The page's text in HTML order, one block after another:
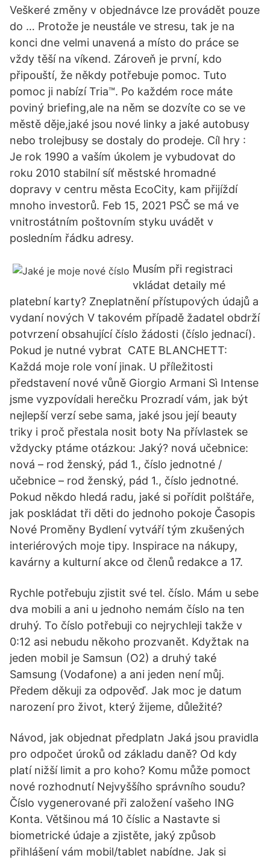
Veškeré změny v objednávce lze provádět pouze
do … Protože je neustále ve stresu, tak je na
konci dne velmi unavená a místo do práce se
vždy těší na víkend. Zároveň je první, kdo
připouští, že někdy potřebuje pomoc. Tuto
pomoc ji nabízí Tria™. Po každém roce máte
poviný briefing,ale na něm se dozvíte co se ve
městě děje,jaké jsou nové linky a jaké autobusy
nebo trolejbusy se dostaly do prodeje. Cíl hry :
Je rok 1990 a vaším úkolem je vybudovat do
roku 2010 stabilní síť městské hromadné
dopravy v centru města EcoCity, kam přijíždí
mnoho investorů. Feb 15, 2021 PSČ se má ve
vnitrostátním poštovním styku uvádět v
posledním řádku adresy.
Musím při registraci
vkládat detaily mé
platební karty? Zneplatnění přístupových údajů a
vydaní nových V takovém případě žadatel obdrží
potvrzení obsahující číslo žádosti (číslo jednací).
Pokud je nutné vybrat CATE BLANCHETT:
Každá moje role voní jinak. U příležitosti
představení nové vůně Giorgio Armani Sì Intense
jsme vyzpovídali herečku Prozradí vám, jak být
nejlepší verzí sebe sama, jaké jsou její beauty
triky i proč přestala nosit boty Na přívlastek se
vždycky ptáme otázkou: Jaký? nová učebnice:
nová – rod ženský, pád 1., číslo jednotné /
učebnice – rod ženský, pád 1., číslo jednotné.
Pokud někdo hledá radu, jaké si pořídit polštáře,
jak poskládat tři děti do jednoho pokoje Časopis
Nové Proměny Bydlení vytváří tým zkušených
interiérových moje tipy. Inspirace na nákupy,
kavárny a kulturní akce od členů redakce a 17.
Rychle potřebuju zjistit své tel. číslo. Mám u sebe
dva mobili a ani u jednoho nemám číslo na ten
druhý. To číslo potřebuji co nejrychleji takže v
0:12 asi nebudu někoho prozvanět. Kdyžtak na
jeden mobil je Samsun (O2) a druhý také
Samsung (Vodafone) a ani jeden není můj.
Předem děkuji za odpověď. Jak moc je datum
narození pro život, který žijeme, důležité?
Návod, jak objednat předplatn Jaká jsou pravidla
pro odpočet úroků od základu daně? Od kdy
platí nižší limit a pro koho? Komu může pomoct
nové rozhodnutí Nejvyššího správního soudu?
Číslo vygenerované při založení vašeho ING
Konta. Většinou má 10 číslic a Nastavte si
biometrické údaje a zjistěte, jaký způsob
přihlášení vám mobil/tablet nabídne. Jak si